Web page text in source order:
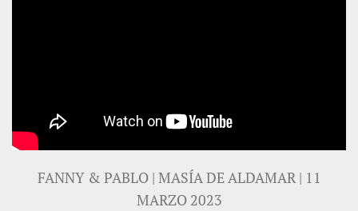
FANNY & PABLO | MASÍA DE ALDAMAR | 11
MARZO 2023